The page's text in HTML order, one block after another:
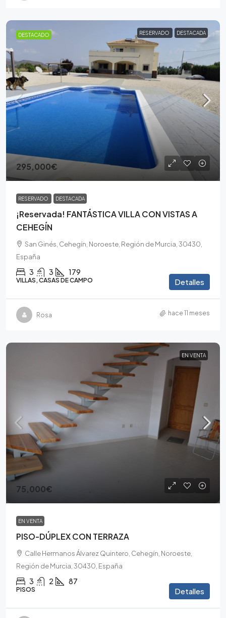
DESTACADO RESERVADO DESTACADA
295,000€
RESERVADO DESTACADA
¡Reservada! FANTÁSTICA VILLA CON VISTAS A
CEHEGÍN
San Ginés, Cehegín, Noroeste, Región de Murcia, 30430,
España
3 3 179
VILLAS, CASAS DE CAMPO Detalles
Rosa hace 11 meses
EN VENTA
75,000€
EN VENTA
PISO-DÚPLEX CON TERRAZA
Calle Hermanos Álvarez Quintero, Cehegín, Noroeste,
Región de Murcia, 30430, España
3 2 87
PISOS Detalles